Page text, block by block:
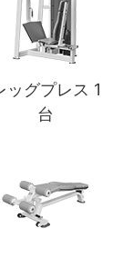
ッグプレス 1
台